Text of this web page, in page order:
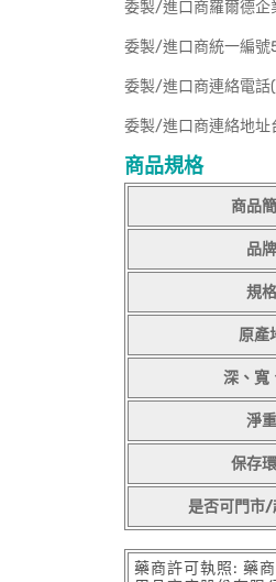
委製/進口商羅爾德企
委製/進口商統一編
委製/進口商連絡電
委製/進口商連絡地址
商品規格
商品
品牌
規格
原產
深、寬
淨重
保存
是否可門市/
藥商許可執照: 藥